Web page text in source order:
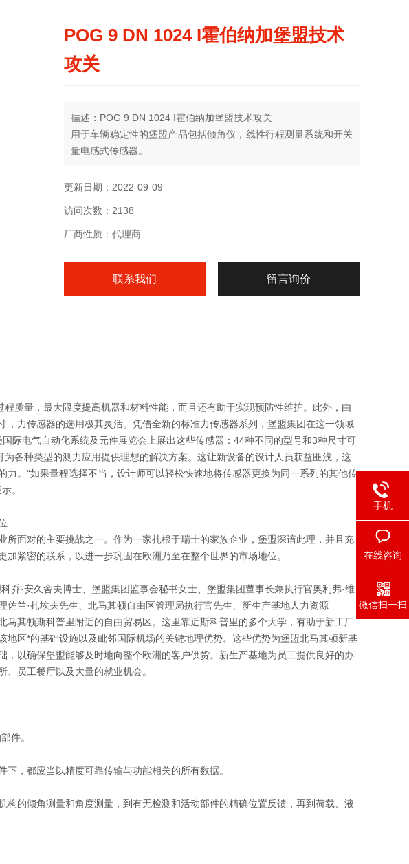
POG 9 DN 1024 I霍伯纳加堡盟技术
攻关
描述：POG 9 DN 1024 I霍伯纳加堡盟技术攻关
用于车辆稳定性的堡盟产品包括倾角仪，线性行程测量系统和开关
量电感式传感器。
支腿定位 – BMMS K50拉线编码器
坚固而可靠
防护等级：IP 68
更新日期：2022-09-09
访问次数：2138
厂商性质：代理商
联系我们 留言询价
质量，最大限度提高机器和材料性能，而且还有助于实现预防性维护。此外，由
力传感器的选用极其灵活。凭借全新的标准力传感器系列，堡盟集团在这一领域
际电气自动化系统及元件展览会上展出这些传感器：44种不同的型号和3种尺寸可
各种类型的测力应用提供理想的解决方案。这让新设备的设计人员获益匪浅，这
。“如果量程选择不当，设计师可以轻松快速地将传感器更换为同一系列的其他传
。
面对的主要挑战之一。作为一家扎根于瑞士的家族企业，堡盟深谙此理，并且充
紧密的联系，以进一步巩固在欧洲乃至在整个世界的市场地位。
乔·安久舍夫博士、堡盟集团监事会秘书女士、堡盟集团董事长兼执行官奥利弗·维
兰·扎埃夫先生、北马其顿自由区管理局执行官先生、新生产基地人力资源
其顿斯科普里附近的自由贸易区。这里靠近斯科普里的多个大学，有助于新工厂
区*的基础设施以及毗邻国际机场的关键地理优势。这些优势为堡盟北马其顿新基
以确保堡盟能够及时地向整个欧洲的客户供货。新生产基地为员工提供良好的办
员工餐厅以及大量的就业机会。
件。
下，都应当以精度可靠传输与功能相关的所有数据。
的倾角测量和角度测量，到有无检测和活动部件的精确位置反馈，再到荷载、液
手机
在线咨询
微信扫一扫